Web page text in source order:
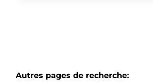
Autres pages de recherche: